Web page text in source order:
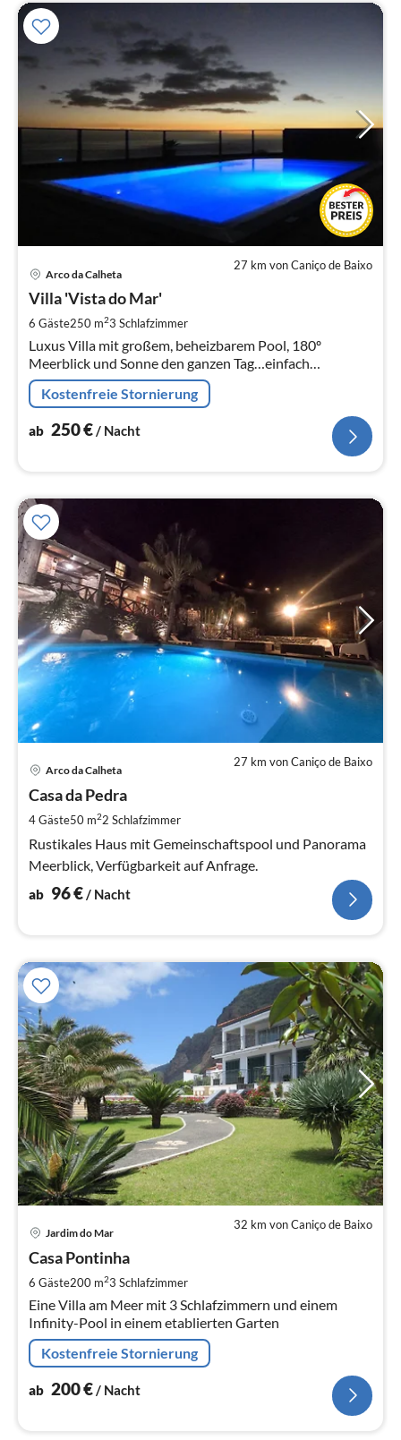
27 km von Caniço de Baixo
Arco da Calheta
Villa 'Vista do Mar'
6 Gäste250 m23 Schlafzimmer
Luxus Villa mit großem, beheizbarem Pool, 180º
Meerblick und Sonne den ganzen Tag…einfach
genießen!
Kostenfreie Stornierung
ab 250€/ Nacht
27 km von Caniço de Baixo
Arco da Calheta
Casa da Pedra
4 Gäste50 m22 Schlafzimmer
Rustikales Haus mit Gemeinschaftspool und Panorama
Meerblick, Verfügbarkeit auf Anfrage.
ab 96€ / Nacht
32 km von Caniço de Baixo
Jardim do Mar
Casa Pontinha
6 Gäste200 m23 Schlafzimmer
Eine Villa am Meer mit 3 Schlafzimmern und einem
Infinity-Pool in einem etablierten Garten
Kostenfreie Stornierung
ab 200€/ Nacht